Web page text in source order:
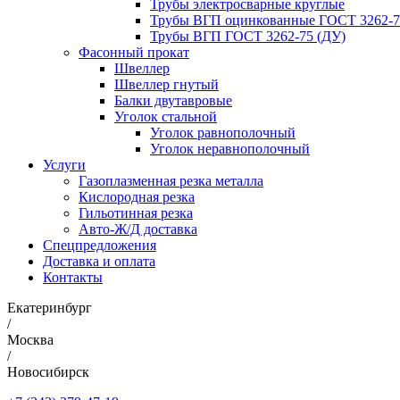
Трубы электросварные круглые
Трубы ВГП оцинкованные ГОСТ 3262-
Трубы ВГП ГОСТ 3262-75 (ДУ)
Фасонный прокат
Швеллер
Швеллер гнутый
Балки двутавровые
Уголок стальной
Уголок равнополочный
Уголок неравнополочный
Услуги
Газоплазменная резка металла
Кислородная резка
Гильотинная резка
Авто-Ж/Д доставка
Спецпредложения
Доставка и оплата
Контакты
Екатеринбург
/
Москва
/
Новосибирск